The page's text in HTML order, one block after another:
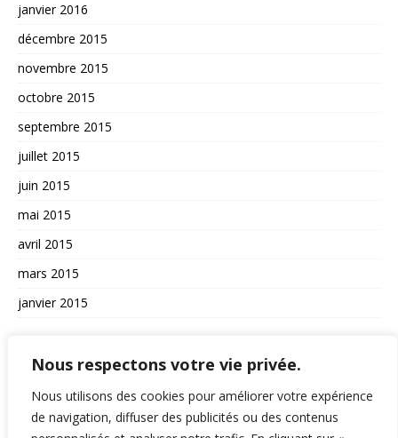
Nous respectons votre vie privée.
Nous utilisons des cookies pour améliorer votre expérience
de navigation, diffuser des publicités ou des contenus
janvier 2016
décembre 2015
novembre 2015
octobre 2015
septembre 2015
juillet 2015
juin 2015
mai 2015
avril 2015
mars 2015
janvier 2015
La vie du site
A propos et contact